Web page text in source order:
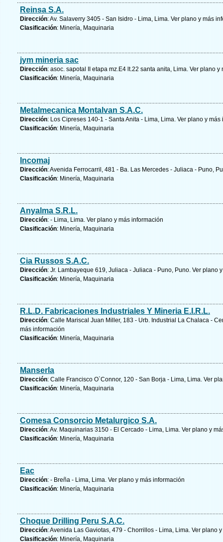
Reinsa S.A.
Dirección: Av. Salaverry 3405 - San Isidro - Lima, Lima. Ver plano y más
Clasificación: Minería, Maquinaria
jym mineria sac
Dirección: asoc. sapotal II etapa mz.E4 lt.22 santa anita, Lima. Ver plano y
Clasificación: Minería, Maquinaria
Metalmecanica Montalvan S.A.C.
Dirección: Los Cipreses 140-1 - Santa Anita - Lima, Lima. Ver plano y más
Clasificación: Minería, Maquinaria
Incomaj
Dirección: Avenida Ferrocarril, 481 - Ba. Las Mercedes - Juliaca - Puno,
Clasificación: Minería, Maquinaria
Anyalma S.R.L.
Dirección: - Lima, Lima. Ver plano y más información
Clasificación: Minería, Maquinaria
Cia Russos S.A.C.
Dirección: Jr. Lambayeque 619, Juliaca - Juliaca - Puno, Puno. Ver plano y
Clasificación: Minería, Maquinaria
R.L.D. Fabricaciones Industriales Y Mineria E.I.R.L.
Dirección: Calle Mariscal Juan Miller, 183 - Urb. Industrial La Chalaca -
más información
Clasificación: Minería, Maquinaria
Manserla
Dirección: Calle Francisco O`Connor, 120 - San Borja - Lima, Lima. Ver
Clasificación: Minería, Maquinaria
Comesa Consorcio Metalurgico S.A.
Dirección: Av. Maquinarias 3150 - El Cercado - Lima, Lima. Ver plano y
Clasificación: Minería, Maquinaria
Eac
Dirección: - Breña - Lima, Lima. Ver plano y más información
Clasificación: Minería, Maquinaria
Choque Drilling Peru S.A.C.
Dirección: Avenida Las Gaviotas, 479 - Chorrillos - Lima, Lima. Ver plano y
Clasificación: Minería, Maquinaria